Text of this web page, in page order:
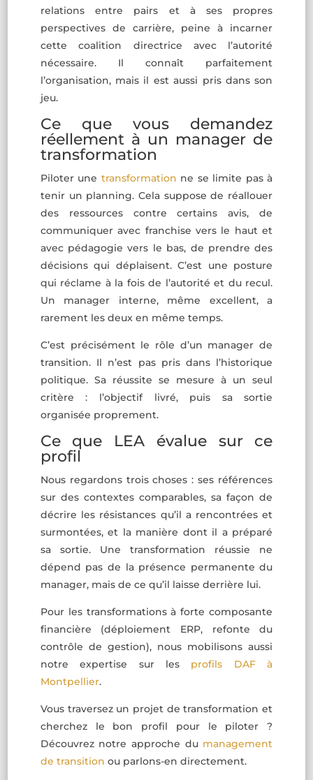
relations entre pairs et à ses propres
perspectives de carrière, peine à incarner
cette coalition directrice avec l’autorité
nécessaire. Il connaît parfaitement
l’organisation, mais il est aussi pris dans son
jeu.
Ce que vous demandez
réellement à un manager de
transformation
Piloter une transformation ne se limite pas à
tenir un planning. Cela suppose de réallouer
des ressources contre certains avis, de
communiquer avec franchise vers le haut et
avec pédagogie vers le bas, de prendre des
décisions qui déplaisent. C’est une posture
qui réclame à la fois de l’autorité et du recul.
Un manager interne, même excellent, a
rarement les deux en même temps.
C’est précisément le rôle d’un manager de
transition. Il n’est pas pris dans l’historique
politique. Sa réussite se mesure à un seul
critère : l’objectif livré, puis sa sortie
organisée proprement.
Ce que LEA évalue sur ce
profil
Nous regardons trois choses : ses références
sur des contextes comparables, sa façon de
décrire les résistances qu’il a rencontrées et
surmontées, et la manière dont il a préparé
sa sortie. Une transformation réussie ne
dépend pas de la présence permanente du
manager, mais de ce qu’il laisse derrière lui.
Pour les transformations à forte composante
financière (déploiement ERP, refonte du
contrôle de gestion), nous mobilisons aussi
notre expertise sur les profils DAF à
Montpellier.
Vous traversez un projet de transformation et
cherchez le bon profil pour le piloter ?
Découvrez notre approche du management
de transition ou parlons-en directement.